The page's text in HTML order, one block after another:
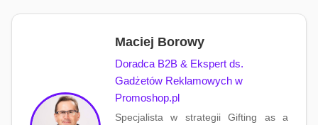
Maciej Borowy
Doradca B2B & Ekspert ds.
Gadżetów Reklamowych w
Promoshop.pl
Specjalista w strategii Gifting as a